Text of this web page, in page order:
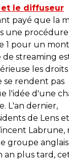
et le diffuseur
payé que la
une
1 pour un
de streaming
les
se rendent pas
l'idée d'une
L'an dernier,
de Lens
Labrune,
groupe anglais
an plus tard,